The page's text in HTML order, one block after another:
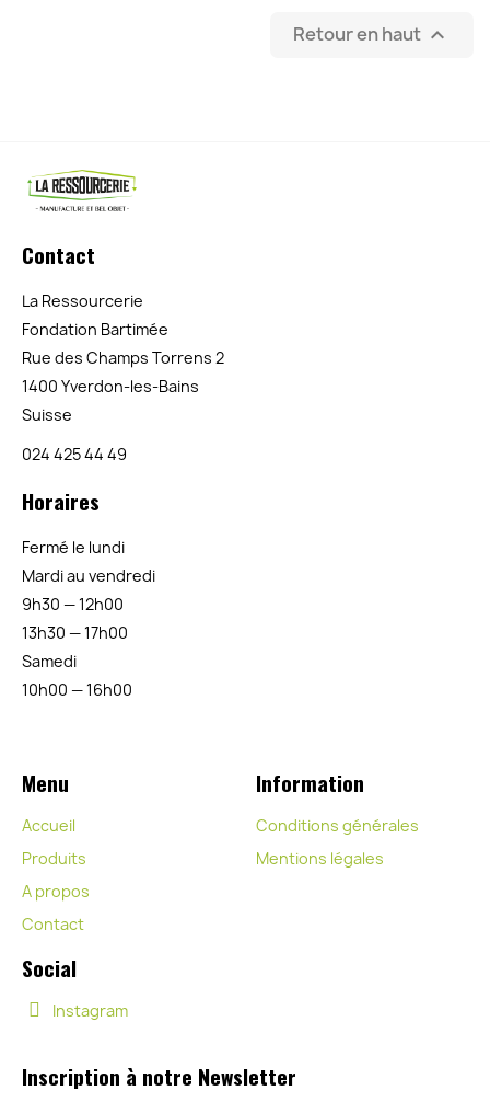
Retour en haut 
Contact
La Ressourcerie
Fondation Bartimée
Rue des Champs Torrens 2
1400 Yverdon-les-Bains
Suisse
024 425 44 49
Horaires
Fermé le lundi
Mardi au vendredi
9h30 — 12h00
13h30 — 17h00
Samedi
10h00 — 16h00
Menu
Accueil
Produits
A propos
Contact
Information
Conditions générales
Mentions légales
Social
Instagram
Inscription à notre Newsletter